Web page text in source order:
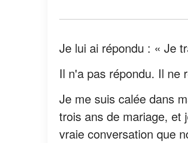
Je lui ai répondu : « Je
Il n'a pas répondu. Il ne
Je me suis calée dans
trois ans de mariage, et
vraie conversation que